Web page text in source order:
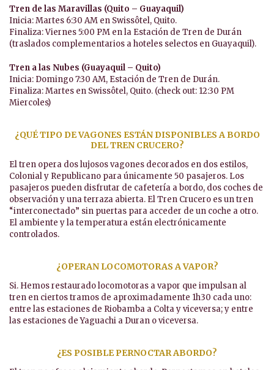
Tren de las Maravillas (Quito – Guayaquil)
Inicia: Martes 6:30 AM en Swissôtel, Quito.
Finaliza: Viernes 5:00 PM en la Estación de Tren de Durán
(traslados complementarios a hoteles selectos en Guayaquil).
Tren a las Nubes (Guayaquil – Quito)
Inicia: Domingo 7:30 AM, Estación de Tren de Durán.
Finaliza: Martes en Swissôtel, Quito. (check out: 12:30 PM
Miercoles)
¿QUÉ TIPO DE VAGONES ESTÁN DISPONIBLES A BORDO
DEL TREN CRUCERO?
El tren opera dos lujosos vagones decorados en dos estilos,
Colonial y Republicano para únicamente 50 pasajeros. Los
pasajeros pueden disfrutar de cafetería a bordo, dos coches de
observación y una terraza abierta. El Tren Crucero es un tren
“interconectado” sin puertas para acceder de un coche a otro.
El ambiente y la temperatura están electrónicamente
controlados.
¿OPERAN LOCOMOTORAS A VAPOR?
Si. Hemos restaurado locomotoras a vapor que impulsan al
tren en ciertos tramos de aproximadamente 1h30 cada uno:
entre las estaciones de Riobamba a Colta y viceversa; y entre
las estaciones de Yaguachi a Duran o viceversa.
¿ES POSIBLE PERNOCTAR ABORDO?